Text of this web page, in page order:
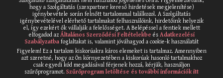
hogy a Szolgáltatás (szexpartner kereső hirdetések megjelenítése)
igénybevétele során felnőtt tartalommal találkozol. A Szolgáltatás
igénybevételével elérhető tartalmakat felhasználóink, hirdetőink helyezik
el, így ezekért ők vállalják a felelősséget. A Belépéssel a fentiek mellett
elfogadod az Általános Szerződési Feltételekbe és Adatkezelési
Szabályzatbafoglaltakat is, valamint jóváhagyod a cookie-k használatát
Figyelem! Ez a tartalom kiskorúakra káros elemeket is tartalmaz. Amennyiben
azt szeretné, hogy az Ön környezetében a kiskorúak hasonló tartalmakhoz
csak egyedi kód megadásával férjenek hozzá, kérjük, használjon
szűrőprogramot. Szűrőprogram letöltése és további információk itt